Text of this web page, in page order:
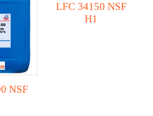
NSF
LFC 34150 NSF
H1